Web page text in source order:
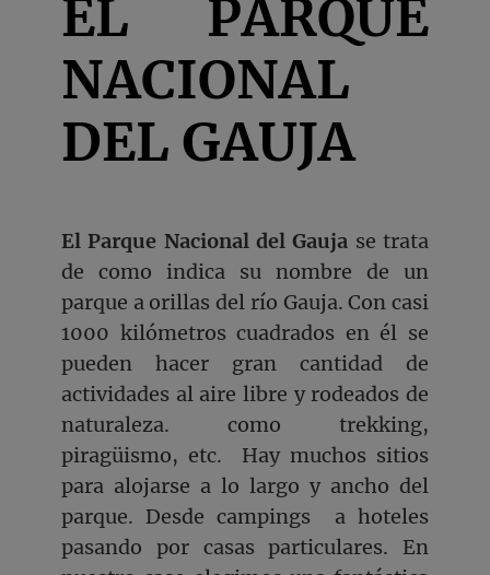
EL PARQUE
NACIONAL
DEL GAUJA
El Parque Nacional del Gauja se trata
de como indica su nombre de un
parque a orillas del río Gauja. Con casi
1000 kilómetros cuadrados en él se
pueden hacer gran cantidad de
actividades al aire libre y rodeados de
naturaleza. como trekking,
piragüismo, etc. Hay muchos sitios
para alojarse a lo largo y ancho del
parque. Desde campings a hoteles
pasando por casas particulares. En